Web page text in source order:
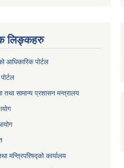
लिङ्कहरु
आधिकारिक पोर्टल
तथा सामान्य प्रशासन मन्त्रालय
मन्त्रिपरिषद्को कार्यालय